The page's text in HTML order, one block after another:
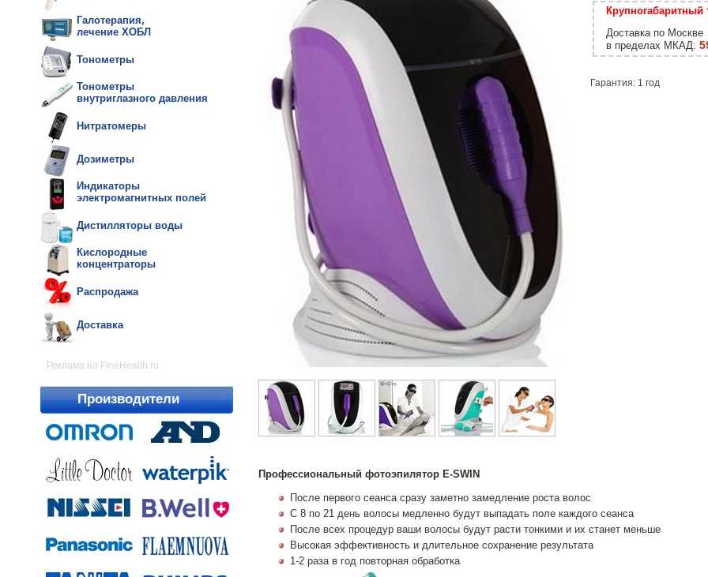
Галотерапия,
лечение ХОБЛ
Тонометры
Тонометры
внутриглазного давления
Нитратомеры
Дозиметры
Индикаторы
электромагнитных полей
Дистилляторы воды
Кислородные
концентраторы
Распродажа
Доставка
Реклама на FineHealth.ru:
Производители
Крупногабаритный
Доставка по Москве
в пределах МКАД:
Гарантия: 1 год
Профессиональный фотоэпилятор E-SWIN
После первого сеанса сразу заметно замедление роста волос
С 8 по 21 день волосы медленно будут выпадать поле каждого сеанса
После всех процедур ваши волосы будут расти тонкими и их станет меньше
Высокая эффективность и длительное сохранение результата
1-2 раза в год повторная обработка